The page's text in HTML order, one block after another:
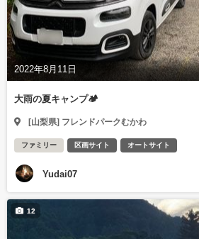
2022年8月11日
大雨の夏キャンプ🏕
[山梨県] フレンドパークむかわ
ファミリー 区画サイト オートサイト
Yudai07
12